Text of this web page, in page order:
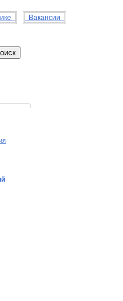
Вакансии